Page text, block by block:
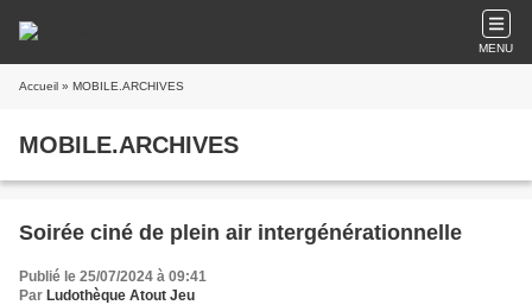
MENU
Accueil » MOBILE.ARCHIVES
MOBILE.ARCHIVES
Soirée ciné de plein air intergénérationnelle
Publié le 25/07/2024 à 09:41
Par Ludothèque Atout Jeu